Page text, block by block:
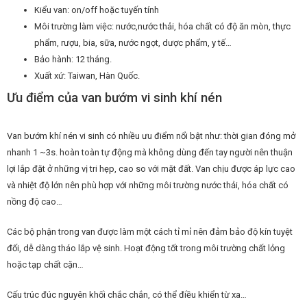
Kiểu van: on/off hoặc tuyến tính
Môi trường làm việc: nước,nước thải, hóa chất có độ ăn mòn, thực
phẩm, rượu, bia, sữa, nước ngọt, dược phẩm, y tế…
Bảo hành: 12 tháng.
Xuất xứ: Taiwan, Hàn Quốc.
Ưu điểm của van bướm vi sinh khí nén
Van bướm khí nén vi sinh có nhiều ưu điểm nổi bật như: thời gian đóng mở
nhanh 1 ~3s. hoàn toàn tự động mà không dùng đến tay người nên thuận
lợi lắp đặt ở những vị tri hẹp, cao so với mặt đất. Van chịu được áp lực cao
và nhiệt độ lớn nên phù hợp với những môi trường nước thải, hóa chất có
nồng độ cao…
Các bộ phận trong van được làm một cách tỉ mỉ nên đảm bảo độ kín tuyệt
đối, dễ dàng tháo lắp vệ sinh. Hoạt động tốt trong môi trường chất lỏng
hoặc tạp chất cặn…
Cấu trúc đúc nguyên khối chắc chắn, có thể điều khiển từ xa…